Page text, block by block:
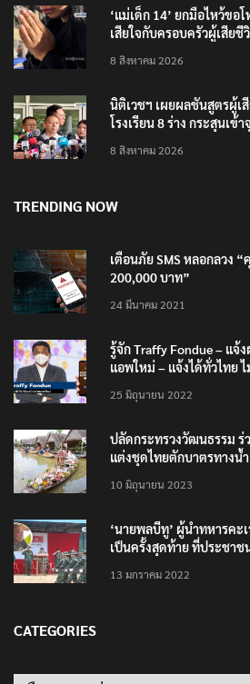
8 สิงหาคม 2026
‘แม่เด็ก 14’ ยกมือไหว้ข
8 สิงหาคม 2026
นิติเวชฯ เผยผลชันสูตรผู้เ
เตือนภัย SMS หลอกลวง “
24 มีนาคม 2021
รู้จัก Traffy Fondue – แจ้
แอพใหม่ – แจ้งได้ทั่วไทย ไ
25 มิถุนายน 2022
ปลัดกระทรวงวัฒนธรรม ร่
แต่งชุดไทยตักบาตรทางน้ำ
10 มิถุนายน 2023